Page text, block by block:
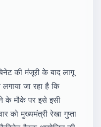
की मंजूरी के बाद लागू
जा रहा है कि
के मौके पर इसे इसी
को मुख्यमंत्री रेखा गुप्ता